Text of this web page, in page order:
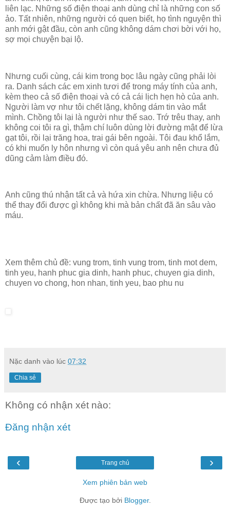
liên lạc. Những số điện thoại anh dùng chỉ là những con số
ảo. Tất nhiên, những người có quen biết, họ tình nguyện thì
anh mới gật đầu, còn anh cũng không dám chơi bời với họ,
sợ mọi chuyện bại lộ.
Nhưng cuối cùng, cái kim trong bọc lâu ngày cũng phải lòi
ra. Danh sách các em xinh tươi để trong máy tính của anh,
kèm theo cả số điện thoại và có cả cái lịch hẹn hò của anh.
Người làm vợ như tôi chết lặng, không dám tin vào mắt
mình. Chồng tôi lại là người như thế sao. Trớ trêu thay, anh
không coi tôi ra gì, thậm chí luôn dùng lời đường mật để lừa
gạt tôi, rồi lại trăng hoa, trai gái bên ngoài. Tôi đau khổ lắm,
có khi muốn ly hôn nhưng vì còn quá yêu anh nên chưa đủ
dũng cảm làm điều đó.
Anh cũng thú nhận tất cả và hứa xin chừa. Nhưng liệu có
thể thay đổi được gì không khi mà bản chất đã ăn sâu vào
máu.
Xem thêm chủ đề: vung trom, tinh vung trom, tinh mot dem,
tinh yeu, hanh phuc gia dinh, hanh phuc, chuyen gia dinh,
chuyen vo chong, hon nhan, tinh yeu, bao phu nu
Nặc danh vào lúc 07:32
Chia sẻ
Không có nhận xét nào:
Đăng nhận xét
‹ ›
Trang chủ
Xem phiên bản web
Được tạo bởi Blogger.